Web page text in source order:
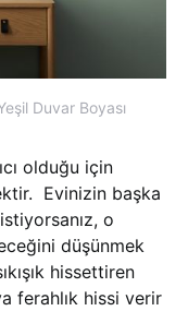
Duvar Boyası
olduğu için
Evinizin başka
o
düşünmek
hissettiren
ferahlık hissi verir